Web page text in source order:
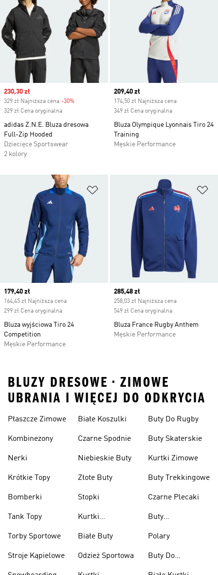
Sale price
230,30 zł
329 zł Najniższa cena -30%
329 zł Cena oryginalna
adidas Z.N.E. Bluza dresowa
Full-Zip Hooded
Dziecięce Sportswear
2 kolory
Current price
209,40 zł
174,50 zł Najniższa cena
349 zł Cena oryginalna
Bluza Olympique Lyonnais Tiro 24
Training
Męskie Performance
Dodaj do listy życzeń
Current price
179,40 zł
164,45 zł Najniższa cena
299 zł Cena oryginalna
Bluza wyjściowa Tiro 24
Competition
Męskie Performance
Current price
285,48 zł
258,03 zł Najniższa cena
549 zł Cena oryginalna
Bluza France Rugby Anthem
Męskie Performance
BLUZY DRESOWE • ZIMOWE
UBRANIA I WIĘCEJ DO ODKRYCIA
Płaszcze Zimowe
Kombinezony
Nerki
Krótkie Topy
Bomberki
Tank Topy
Torby Sportowe
Stroje Kąpielowe
Białe Koszulki
Czarne Spodnie
Niebieskie Buty
Złote Buty
Stopki
Kurtki
Białe Buty
Odzież Sportowa
Buty Do Rugby
Buty Skaterskie
Kurtki Zimowe
Buty Trekkingowe
Czarne Plecaki
Buty
Polary
Buty Do